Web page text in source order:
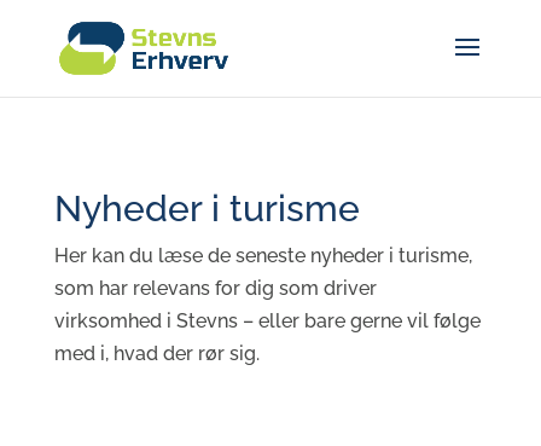
Nyheder i turisme
Her kan du læse de seneste nyheder i turisme,
som har relevans for dig som driver
virksomhed i Stevns – eller bare gerne vil følge
med i, hvad der rør sig.